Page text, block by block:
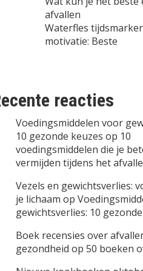
afvallen
Waterfles
motivatie: Beste
reacties
Voedingsmiddelen voor
10 gezonde keuzes op 10
voedingsmiddelen die je
vermijden tijdens het
Vezels en gewichtsverlies:
je lichaam op
gewichtsverlies: 10
Boek recensies over
gezondheid op 50 boeken